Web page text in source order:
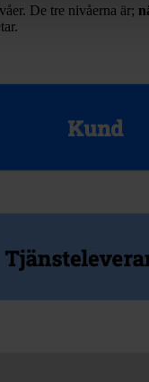
De tre nivåerna är;